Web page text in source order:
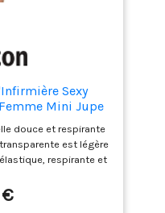
Sexy
Mini Jupe
Uniform
String,D
douce et respirante
est légère
respirante et
chapeau coquin
est plus séduisante,
€